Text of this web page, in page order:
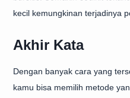
kecil kemungkinan terjadinya
Akhir Kata
Dengan banyak cara yang
kamu bisa memilih metode